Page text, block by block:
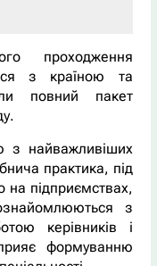
проходження
з країною та
повний пакет
з найважливіших
практика, під
на підприємствах,
з
керівників і
формуванню